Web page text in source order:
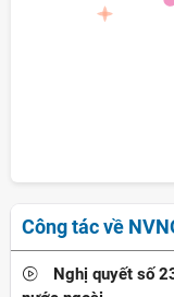
Công tác về
Nghị quyết số